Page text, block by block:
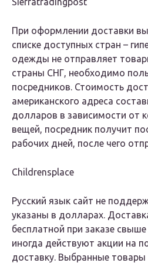
При оформлении доставки
списке доступных стран –
одежды не отправляет
страны СНГ, необходимо
посредников. Стоимость
американского адреса
долларов в зависимости от
вещей, посредник получит
рабочих дней, после чего
Childrensplace
Русский язык сайт не
указаны в долларах.
бесплатной при заказе
иногда действуют акции на
доставку. Выбранные